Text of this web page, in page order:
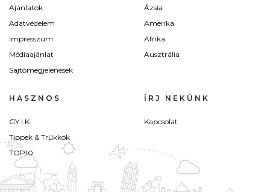
Ajánlatok
Adatvédelem
Impresszum
Médiaajánlat
Sajtómegjelenések
Ázsia
Amerika
Afrika
Ausztrália
HASZNOS
GY.I.K.
Tippek & Trükkök
TOP10
ÍRJ NEKÜNK
Kapcsolat